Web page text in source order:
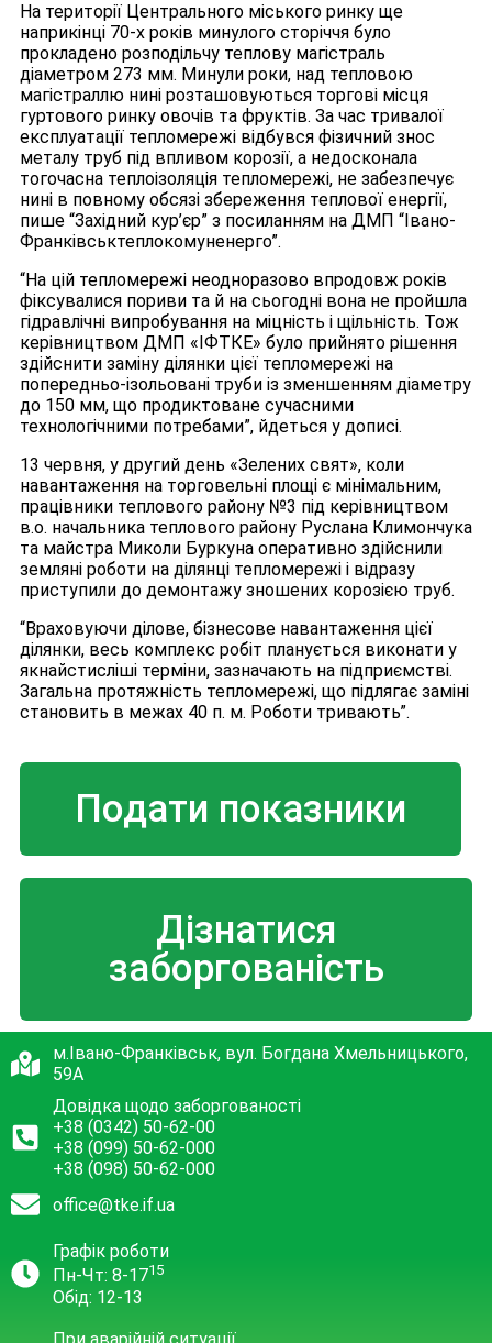
На території Центрального міського ринку ще
наприкінці 70-х років минулого сторіччя було
прокладено розподільчу теплову магістраль
діаметром 273 мм. Минули роки, над тепловою
магістраллю нині розташовуються торгові місця
гуртового ринку овочів та фруктів. За час тривалої
експлуатації тепломережі відбувся фізичний знос
металу труб під впливом корозії, а недосконала
тогочасна теплоізоляція тепломережі, не забезпечує
нині в повному обсязі збереження теплової енергії,
пише “Західний кур’єр” з посиланням на ДМП “Івано-
Франківськтеплокомуненерго”.
“На цій тепломережі неодноразово впродовж років
фіксувалися пориви та й на сьогодні вона не пройшла
гідравлічні випробування на міцність і щільність. Тож
керівництвом ДМП «ІФТКЕ» було прийнято рішення
здійснити заміну ділянки цієї тепломережі на
попередньо-ізольовані труби із зменшенням діаметру
до 150 мм, що продиктоване сучасними
технологічними потребами”, йдеться у дописі.
13 червня, у другий день «Зелених свят», коли
навантаження на торговельні площі є мінімальним,
працівники теплового району №3 під керівництвом
в.о. начальника теплового району Руслана Климончука
та майстра Миколи Буркуна оперативно здійснили
земляні роботи на ділянці тепломережі і відразу
приступили до демонтажу зношених корозією труб.
“Враховуючи ділове, бізнесове навантаження цієї
ділянки, весь комплекс робіт планується виконати у
якнайстисліші терміни, зазначають на підприємстві.
Загальна протяжність тепломережі, що підлягає заміні
становить в межах 40 п. м. Роботи тривають”.
Подати показники
Дізнатися
заборгованість
м.Івано-Франківськ, вул. Богдана Хмельницького,
59А
Довідка щодо заборгованості
+38 (0342) 50-62-00
+38 (099) 50-62-000
+38 (098) 50-62-000
office@tke.if.ua
Графік роботи
Пн-Чт: 8-1715
Обід: 12-13
При аварійній ситуації